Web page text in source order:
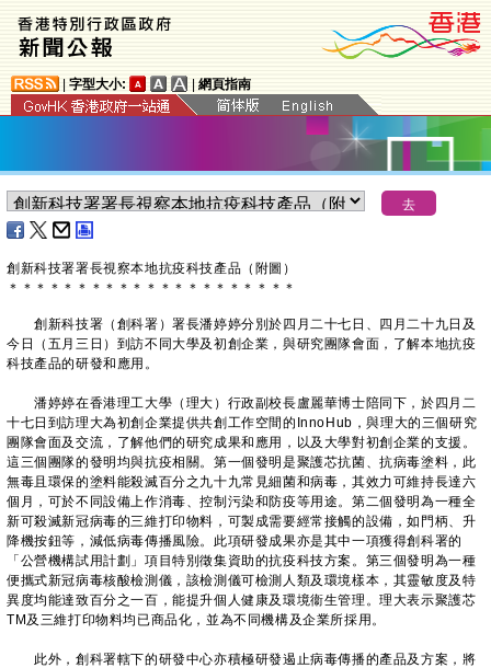
字型大小: 網頁指南
創新科技署署長視察本地抗疫科技產品（附圖）
＊ ＊ ＊ ＊ ＊ ＊ ＊ ＊ ＊ ＊ ＊ ＊ ＊ ＊ ＊ ＊ ＊ ＊ ＊ ＊ ＊
創新科技署（創科署）署長潘婷婷分別於四月二十七日、四月二十九日及
今日（五月三日）到訪不同大學及初創企業，與研究團隊會面，了解本地抗疫
科技產品的研發和應用。
潘婷婷在香港理工大學（理大）行政副校長盧麗華博士陪同下，於四月二
十七日到訪理大為初創企業提供共創工作空間的InnoHub，與理大的三個研究
團隊會面及交流，了解他們的研究成果和應用，以及大學對初創企業的支援。
這三個團隊的發明均與抗疫相關。第一個發明是聚護芯抗菌、抗病毒塗料，此
無毒且環保的塗料能殺滅百分之九十九常見細菌和病毒，其效力可維持長達六
個月，可於不同設備上作消毒、控制污染和防疫等用途。第二個發明為一種全
新可殺滅新冠病毒的三維打印物料，可製成需要經常接觸的設備，如門柄、升
降機按鈕等，減低病毒傳播風險。此項研發成果亦是其中一項獲得創科署的
「公營機構試用計劃」項目特別徵集資助的抗疫科技方案。第三個發明為一種
便攜式新冠病毒核酸檢測儀，該檢測儀可檢測人類及環境樣本，其靈敏度及特
異度均能達致百分之一百，能提升個人健康及環境衞生管理。理大表示聚護芯
TM及三維打印物料均已商品化，並為不同機構及企業所採用。
此外，創科署轄下的研發中心亦積極研發遏止病毒傳播的產品及方案，將